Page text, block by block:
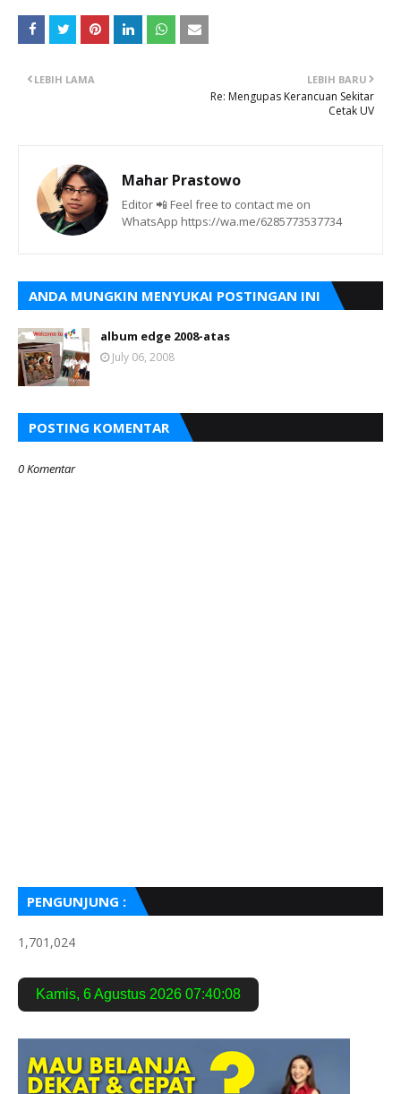
LEBIH BARU
Re: Mengupas Kerancuan Sekitar
Cetak UV
LEBIH LAMA
Mahar Prastowo
Editor 📲 Feel free to contact me on
WhatsApp https://wa.me/6285773537734
ANDA MUNGKIN MENYUKAI POSTINGAN INI
album edge 2008-atas
July 06, 2008
POSTING KOMENTAR
0 Komentar
PENGUNJUNG :
1,701,024
Kamis, 6 Agustus 2026 07:40:09